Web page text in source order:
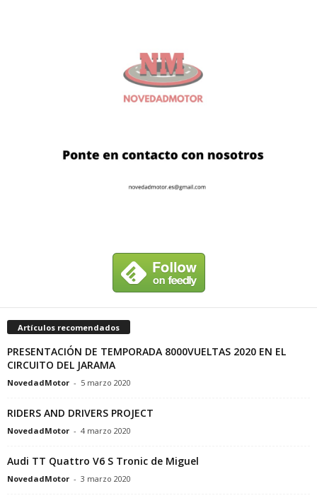
Artículos recomendados
PRESENTACIÓN DE TEMPORADA 8000VUELTAS 2020 EN EL
CIRCUITO DEL JARAMA
NovedadMotor - 5 marzo 2020
RIDERS AND DRIVERS PROJECT
NovedadMotor - 4 marzo 2020
Audi TT Quattro V6 S Tronic de Miguel
NovedadMotor - 3 marzo 2020